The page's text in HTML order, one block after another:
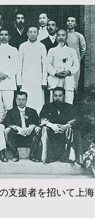
支援者を招いて上海